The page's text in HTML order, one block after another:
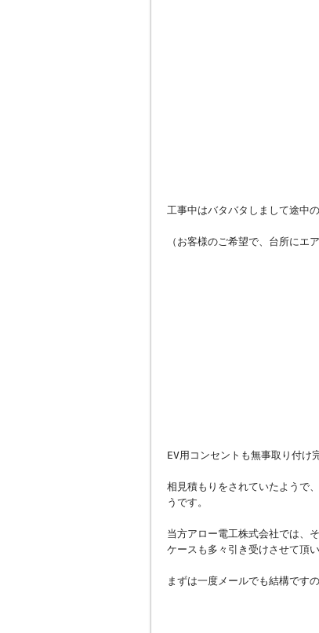
工事中はバタバタしまして途中
（お客様のご希望で、台所にエ
EV用コンセントも無事取り付け
相見積もりをされていたようで
うです。
当方アロー電工株式会社では、
ケースも多々引き受けさせて頂い
まずは一度メールでも結構です